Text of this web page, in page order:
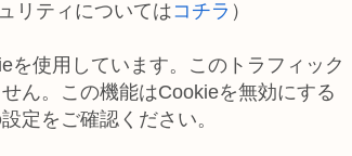
リティについてはコチラ ）
を使用しています。このトラフィック
ん。この機能はCookieを無効にする
定をご確認ください。